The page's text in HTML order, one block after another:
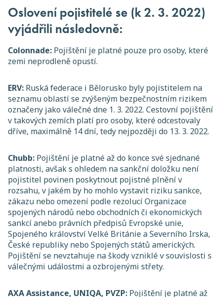
Oslovení pojistitelé se (k 2. 3. 2022)
vyjádřili následovně:
Colonnade: Pojištění je platné pouze pro osoby, které
zemi neprodleně opustí.
ERV: Ruská federace i Bělorusko byly pojistitelem na
seznamu oblastí se zvýšeným bezpečnostním rizikem
označeny jako válečné dne 1. 3. 2022. Cestovní pojištění
v takových zemích platí pro osoby, které odcestovaly
dříve, maximálně 14 dní, tedy nejpozději do 13. 3. 2022.
Chubb: Pojištění je platné až do konce své sjednané
platnosti, avšak s ohledem na sankční doložku není
pojistitel povinen poskytnout pojistné plnění v
rozsahu, v jakém by ho mohlo vystavit riziku sankce,
zákazu nebo omezení podle rezolucí Organizace
spojených národů nebo obchodních či ekonomických
sankcí anebo právních předpisů Evropské unie,
Spojeného království Velké Británie a Severního Irska,
České republiky nebo Spojených států amerických.
Pojištění se nevztahuje na škody vzniklé v souvislosti s
válečnými událostmi a ozbrojenými střety.
AXA Assistance, UNIQA, PVZP: Pojištění je platné až